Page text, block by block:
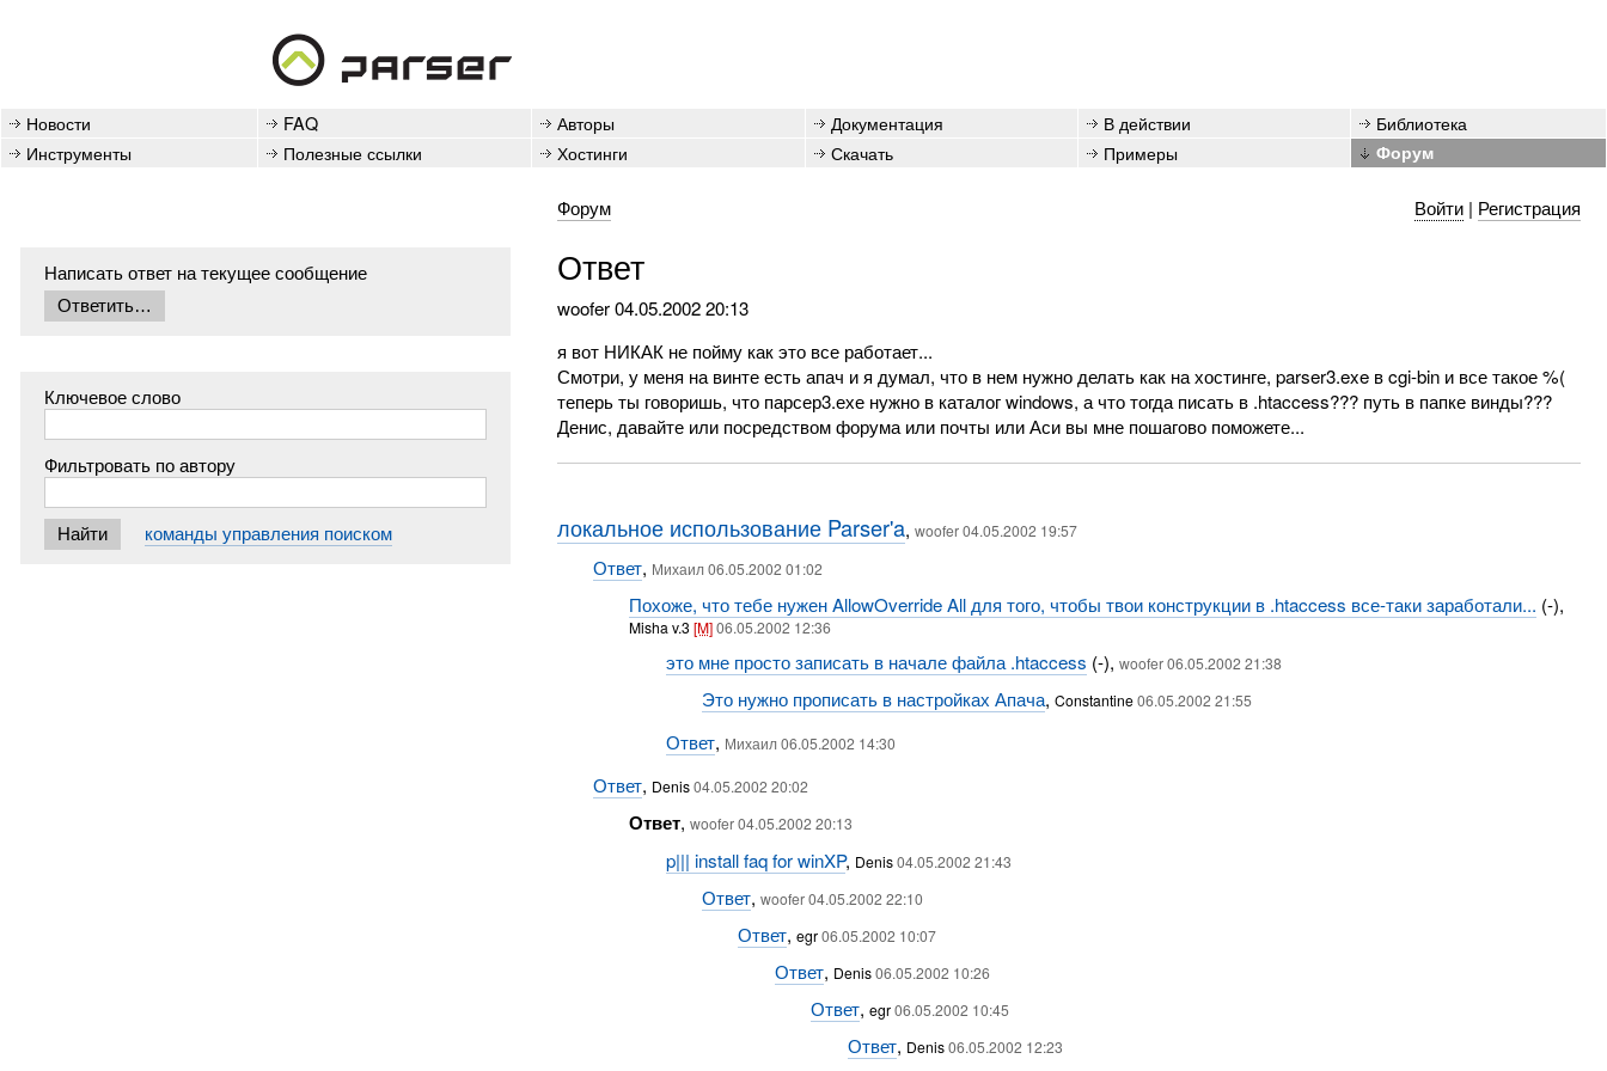
Новости FAQ Авторы Документация В действии
Библиотека
Инструменты
Полезные ссылки Хостинги Скачать Примеры Форум
Форум Войти| Регистрация
Написать ответ на текущее сообщение
Ключевое слово
Фильтровать по автору
команды управления поиском
Ответ
woofer04.05.2002 20:13
я вот НИКАК не пойму как это все работает...
Смотри, у меня на винте есть апач и я думал, что в нем нужно делать как на хостинге, parser3.exe в cgi-bin и все такое %(
теперь ты говоришь, что парсер3.ехе нужно в каталог windows, а что тогда писать в .htaccess??? путь в папке винды???
Денис, давайте или посредством форума или почты или Аси вы мне пошагово поможете...
локальное использование Parser'a, woofer 04.05.2002 19:57
Ответ, Михаил 06.05.2002 01:02
Похоже, что тебе нужен AllowOverride All для того, чтобы твои конструкции в .htaccess все-таки заработали... (-),
Misha v.3[M]06.05.2002 12:36
это мне просто записать в начале файла .htaccess (-), woofer 06.05.2002 21:38
Это нужно прописать в настройках Апача,Constantine06.05.2002 21:55
Ответ, Михаил 06.05.2002 14:30
Ответ, Denis04.05.2002 20:02
Ответ,woofer 04.05.2002 20:13
p||| install faq for winXP, Denis04.05.2002 21:43
Ответ,woofer 04.05.2002 22:10
Ответ,egr06.05.2002 10:07
Ответ, Denis06.05.2002 10:26
Ответ,egr06.05.2002 10:45
Ответ, Denis06.05.2002 12:23